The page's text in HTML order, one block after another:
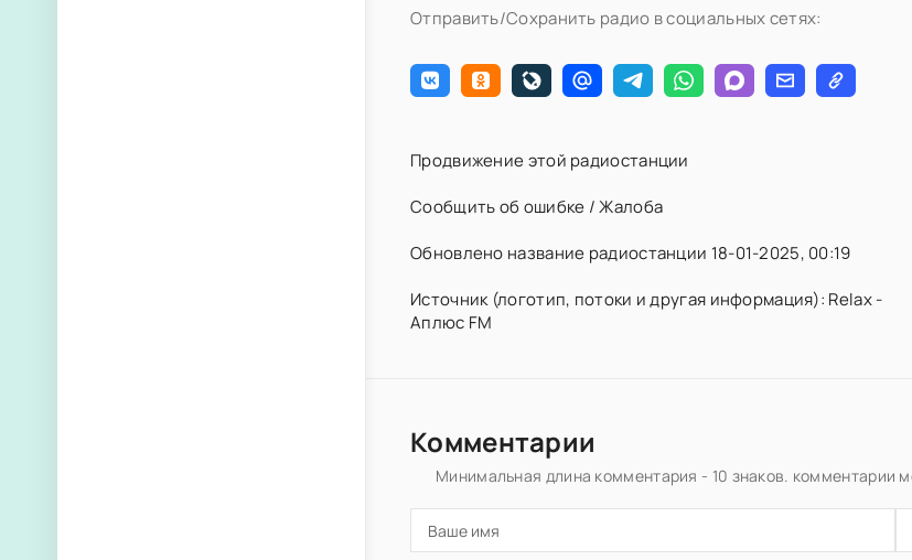
Отправить/Сохранить радио в социальных сетях:
Продвижение этой радиостанции
Сообщить об ошибке / Жалоба
Обновлено название радиостанции 18-01-2025, 00:19
Источник (логотип, потоки и другая информация): Relax -
Аплюс FM
Комментарии
Минимальная длина комментария - 10 знаков. комментарии